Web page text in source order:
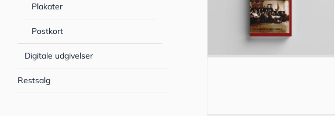
Plakater
Postkort
Digitale udgivelser
Restsalg